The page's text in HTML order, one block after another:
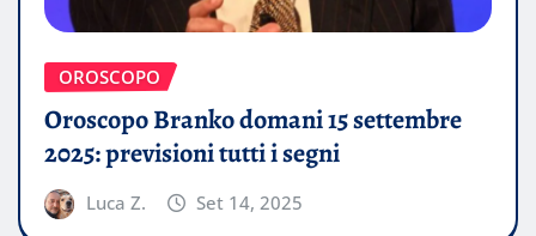
OROSCOPO
Oroscopo Branko domani 15 settembre
2025: previsioni tutti i segni
Luca Z. Set 14, 2025